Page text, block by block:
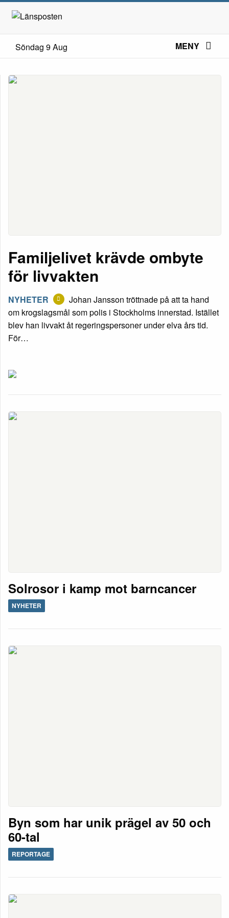
Söndag 9 Aug MENY
Familjelivet krävde ombyte
för livvakten
NYHETER
Johan Jansson tröttnade på att ta hand
om krogslagsmål som polis i Stockholms innerstad. Istället
blev han livvakt åt regeringspersoner under elva års tid.
För…
Solrosor i kamp mot barncancer
NYHETER
Byn som har unik prägel av 50 och
60-tal
REPORTAGE